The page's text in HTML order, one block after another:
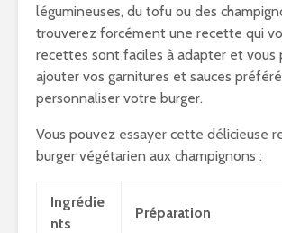
légumineuses, du tofu ou des
trouverez forcément une recette qui
recettes sont faciles à adapter et vous
ajouter vos garnitures et sauces
personnaliser votre burger.
Vous pouvez essayer cette délicieuse
burger végétarien aux champignons :
Ingrédie
nts
Préparation